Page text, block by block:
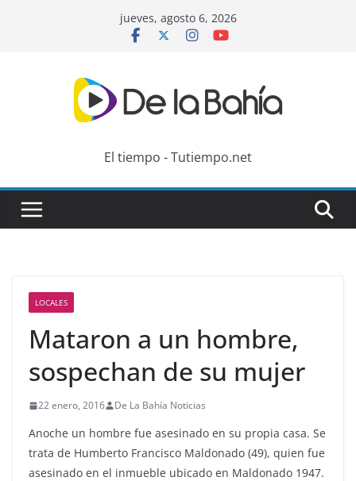
jueves, agosto 6, 2026
El tiempo - Tutiempo.net
LOCALES
Mataron a un hombre,
sospechan de su mujer
22 enero, 2016 De La Bahía Noticias
Anoche un hombre fue asesinado en su propia casa. Se
trata de Humberto Francisco Maldonado (49), quien fue
asesinado en el inmueble ubicado en Maldonado 1947.